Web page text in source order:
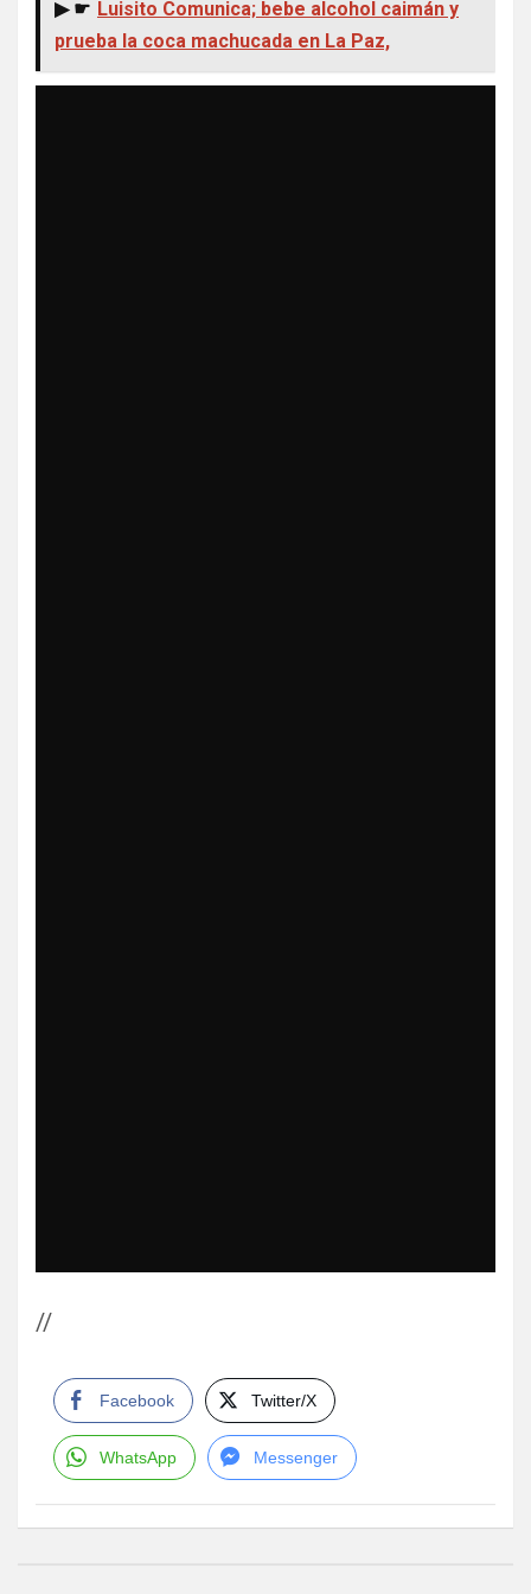
▶ ☛ Luisito Comunica; bebe alcohol caimán y
prueba la coca machucada en La Paz,
//
Facebook Twitter/X
WhatsApp Messenger